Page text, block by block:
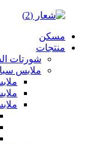
مسكن
منتجات
شورتات
ملابس